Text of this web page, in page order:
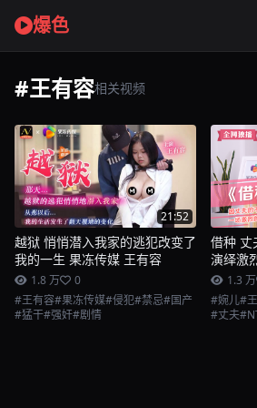
爆色
#王有容相关视频
21:52
越狱 悄悄潜入我家的逃犯改变了
我的一生 果冻传媒 王有容
1.8 万
0
#王有容#果冻传媒#侵犯#禁忌#国产
#猛干#强奸#剧情
借种 丈
演绎激
1.3 万
#婉儿#
#丈夫